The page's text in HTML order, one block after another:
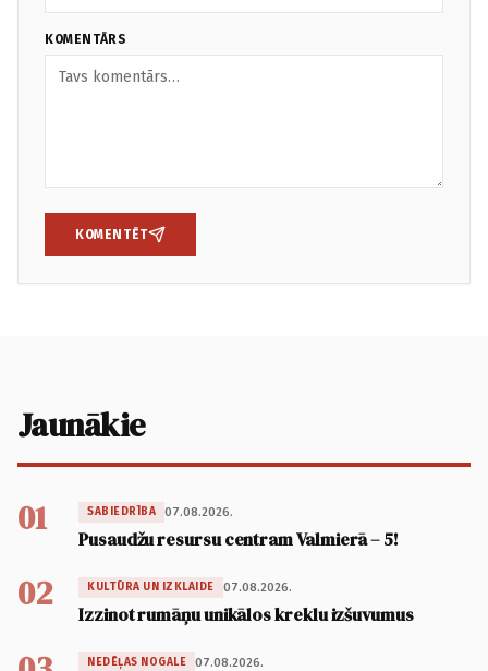
KOMENTĀRS
KOMENTĒT
Jaunākie
01 SABIEDRĪBA 07.08.2026.
Pusaudžu resursu centram Valmierā – 5!
02 KULTŪRA UN IZKLAIDE 07.08.2026.
Izzinot rumāņu unikālos kreklu izšuvumus
NEDĒĻAS NOGALE 07.08.2026.